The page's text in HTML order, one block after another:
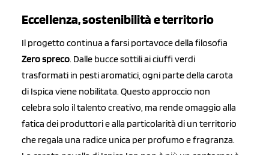
Eccellenza, sostenibilità e territorio
Il progetto continua a farsi portavoce della filosofia
Zero spreco. Dalle bucce sottili ai ciuffi verdi
trasformati in pesti aromatici, ogni parte della carota
di Ispica viene nobilitata. Questo approccio non
celebra solo il talento creativo, ma rende omaggio alla
fatica dei produttori e alla particolarità di un territorio
che regala una radice unica per profumo e fragranza.